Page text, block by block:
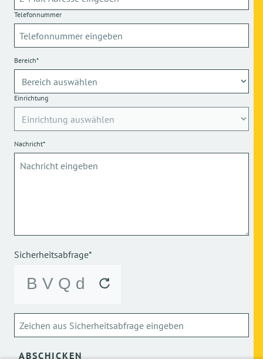
Telefonnummer
Bereich*
Einrichtung
Nachricht*
Sicherheitsabfrage*
ABSCHICKEN